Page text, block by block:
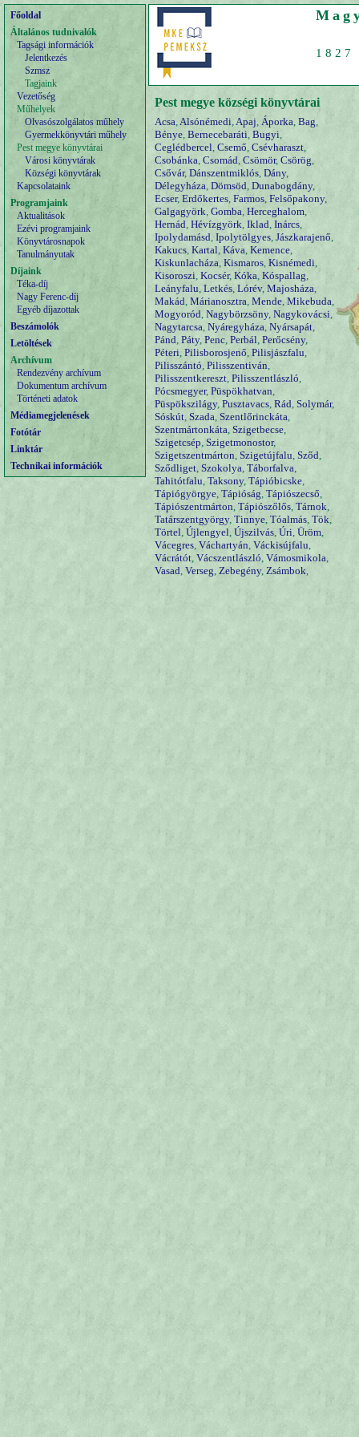
Főoldal
Általános tudnivalók
Tagsági információk
Jelentkezés
Szmsz
Tagjaink
Vezetőség
Műhelyek
Olvasószolgálatos műhely
Gyermekkönyvtári műhely
Pest megye könyvtárai
Városi könyvtárak
Községi könyvtárak
Kapcsolataink
Programjaink
Aktualitások
Ezévi programjaink
Könyvtárosnapok
Tanulmányutak
Díjaink
Téka-díj
Nagy Ferenc-díj
Egyéb díjazottak
Beszámolók
Letöltések
Archívum
Rendezvény archívum
Dokumentum archívum
Történeti adatok
Médiamegjelenések
Fotótár
Linktár
Technikai információk
Pest megye községi könyvtárai
Acsa,Alsónémedi,Apaj, Áporka, Bag,
Bénye, Bernecebaráti, Bugyi,
Ceglédbercel, Csemő, Csévharaszt,
Csobánka, Csomád, Csömör, Csörög,
Csővár, Dánszentmiklós, Dány,
Délegyháza, Dömsöd, Dunabogdány,
Ecser, Erdőkertes, Farmos, Felsőpakony,
Galgagyörk, Gomba, Herceghalom,
Hernád, Hévízgyörk, Iklad, Inárcs,
Ipolydamásd, Ipolytölgyes, Jászkarajenő,
Kakucs, Kartal, Káva, Kemence,
Kiskunlacháza, Kismaros, Kisnémedi,
Kisoroszi, Kocsér, Kóka, Kóspallag,
Leányfalu, Letkés, Lórév, Majosháza,
Makád, Márianosztra, Mende, Mikebuda,
Mogyoród, Nagybörzsöny, Nagykovácsi,
Nagytarcsa, Nyáregyháza, Nyársapát,
Pánd, Páty, Penc, Perbál, Perőcsény,
Péteri, Pilisborosjenő, Pilisjászfalu,
Pilisszántó, Pilisszentiván,
Pilisszentkereszt, Pilisszentlászló,
Pócsmegyer, Püspökhatvan,
Püspökszilágy, Pusztavacs, Rád, Solymár,
Sóskút, Szada, Szentlőrinckáta,
Szentmártonkáta, Szigetbecse,
Szigetcsép, Szigetmonostor,
Szigetszentmárton, Szigetújfalu, Sződ,
Sződliget, Szokolya, Táborfalva,
Tahitótfalu, Taksony, Tápióbicske,
Tápiógyörgye, Tápióság, Tápiószecső,
Tápiószentmárton, Tápiószőlős, Tárnok,
Tatárszentgyörgy, Tinnye, Tóalmás, Tök,
Törtel, Újlengyel, Újszilvás, Úri, Üröm,
Vácegres, Váchartyán, Váckisújfalu,
Vácrátót, Vácszentlászló, Vámosmikola,
Vasad, Verseg, Zebegény, Zsámbok,